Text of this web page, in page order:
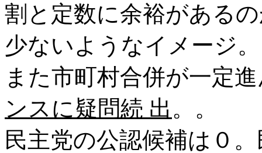
割と定数に余裕がある
少ないようなイメージ
また市町村合併が一定
ンスに疑問続 出 。。
民主党の公認候補は０